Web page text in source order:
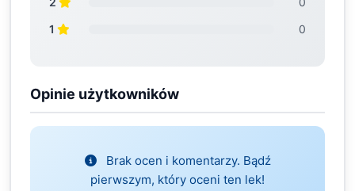
1
0
Opinie użytkowników
Brak ocen i komentarzy. Bądź
pierwszym, który oceni ten lek!